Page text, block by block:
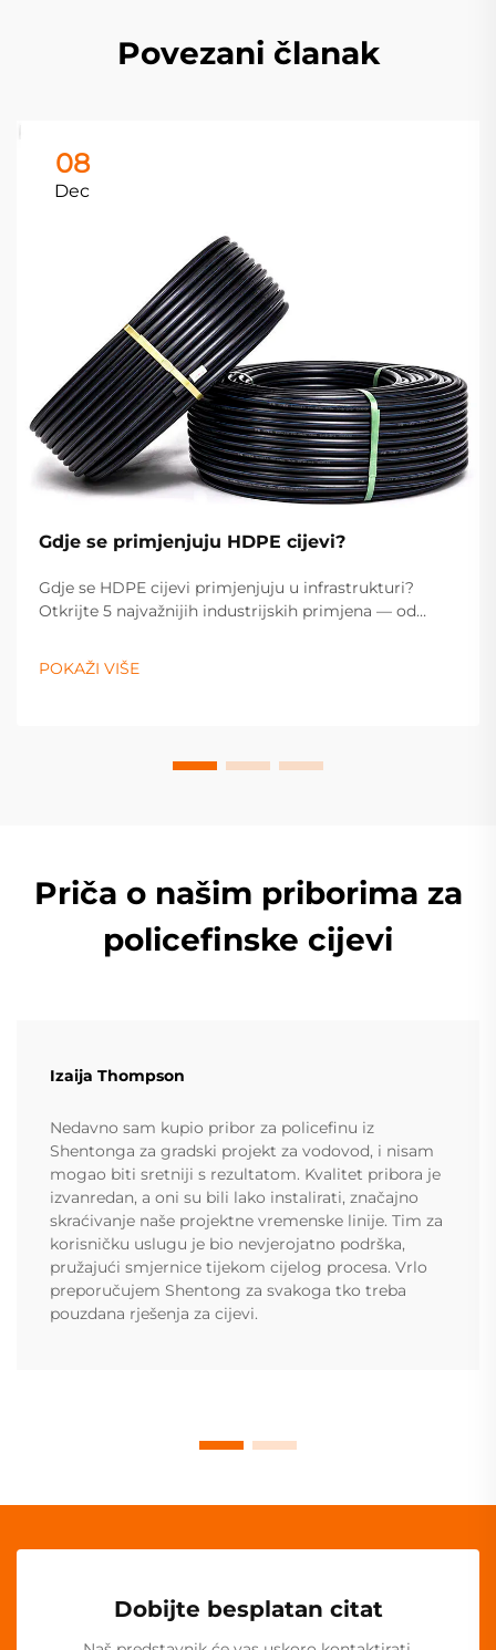
Povezani članak
08
Dec
Gdje se primjenjuju HDPE cijevi?
Gdje se HDPE cijevi primjenjuju u infrastrukturi?
Otkrijte 5 najvažnijih industrijskih primjena — od
odvodnje i poljoprivrede. Optimizirajte specifikacije za
svoj projekt već danas.
POKAŽI VIŠE
Priča o našim priborima za
policefinske cijevi
Izaija Thompson
Nedavno sam kupio pribor za policefinu iz
Shentonga za gradski projekt za vodovod, i nisam
mogao biti sretniji s rezultatom. Kvalitet pribora je
izvanredan, a oni su bili lako instalirati, značajno
skraćivanje naše projektne vremenske linije. Tim za
korisničku uslugu je bio nevjerojatno podrška,
pružajući smjernice tijekom cijelog procesa. Vrlo
preporučujem Shentong za svakoga tko treba
pouzdana rješenja za cijevi.
Dobijte besplatan citat